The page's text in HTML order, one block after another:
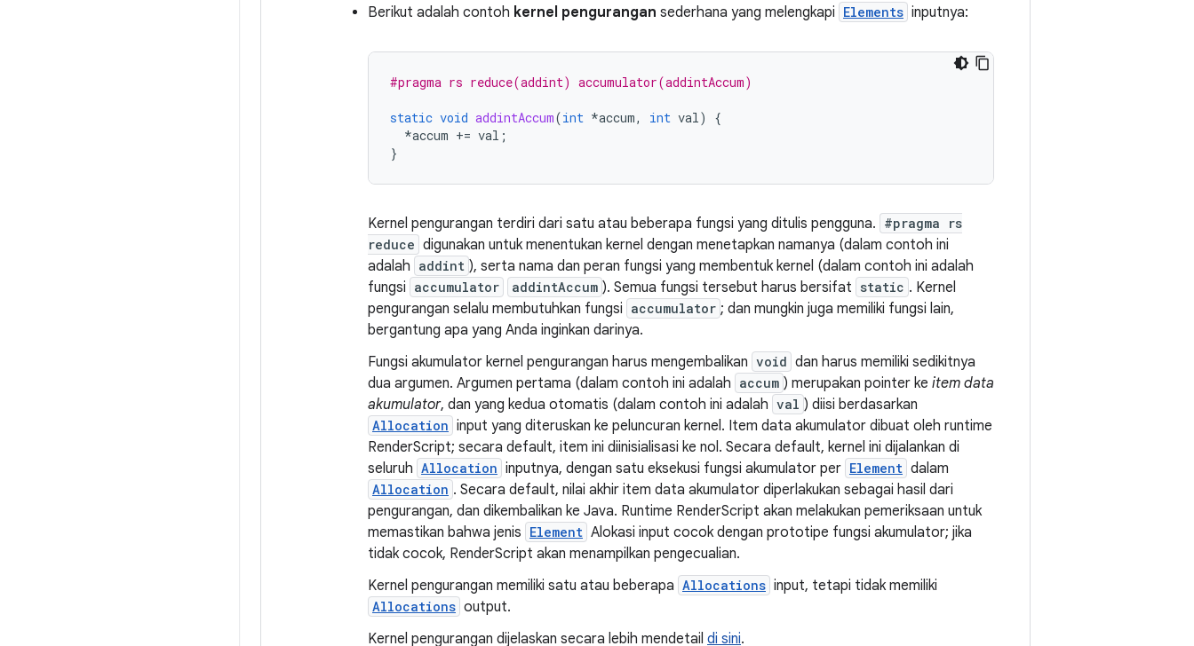
Berikut adalah contoh kernel pengurangan sederhana yang melengkapi Elements inputnya:
#pragma rs reduce(addint) accumulator(addintAccum)
static void addintAccum(int *accum, int val)
{
*accum += val ;
}
Kernel pengurangan terdiri dari satu atau beberapa fungsi yang ditulis pengguna. #pragma rs
reduce digunakan untuk menentukan kernel dengan menetapkan namanya (dalam contoh ini
adalah addint ), serta nama dan peran fungsi yang membentuk kernel (dalam contoh ini adalah
fungsi accumulator addintAccum ). Semua fungsi tersebut harus bersifat static . Kernel
pengurangan selalu membutuhkan fungsi accumulator ; dan mungkin juga memiliki fungsi lain,
bergantung apa yang Anda inginkan darinya.
Fungsi akumulator kernel pengurangan harus mengembalikan void dan harus memiliki sedikitnya
dua argumen. Argumen pertama (dalam contoh ini adalah accum ) merupakan pointer ke item data
akumulator, dan yang kedua otomatis (dalam contoh ini adalah val ) diisi berdasarkan
Allocation input yang diteruskan ke peluncuran kernel. Item data akumulator dibuat oleh runtime
RenderScript; secara default, item ini diinisialisasi ke nol. Secara default, kernel ini dijalankan di
seluruh Allocation inputnya, dengan satu eksekusi fungsi akumulator per Element dalam
Allocation . Secara default, nilai akhir item data akumulator diperlakukan sebagai hasil dari
pengurangan, dan dikembalikan ke Java. Runtime RenderScript akan melakukan pemeriksaan untuk
memastikan bahwa jenis Element Alokasi input cocok dengan prototipe fungsi akumulator; jika
tidak cocok, RenderScript akan menampilkan pengecualian.
Kernel pengurangan memiliki satu atau beberapa Allocations input, tetapi tidak memiliki
Allocations output.
Kernel pengurangan dijelaskan secara lebih mendetail di sini.